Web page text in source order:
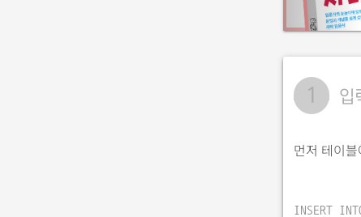
v
i
o
u
s
1 입
먼저 테이
INSERT